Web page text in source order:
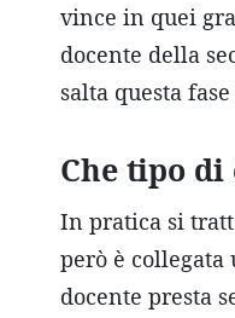
vince in quei
docente della
salta questa
Che tipo
In pratica si
però è
docente presta